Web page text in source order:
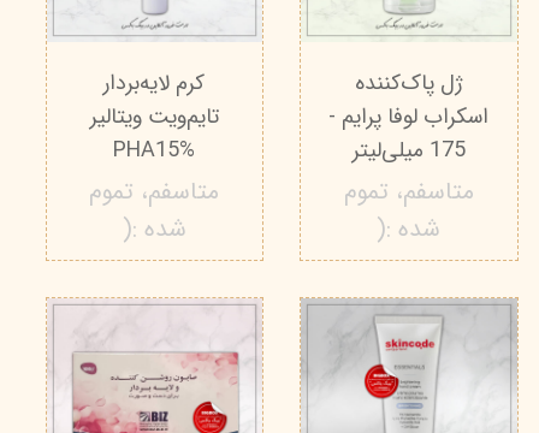
ژل پاک‌کننده
اسکراب لوفا پرایم -
175 میلی‌لیتر
متاسفم، تموم
شده :(
کرم لایه‌بردار
تایم‌ویت ویتالیر
PHA15%
متاسفم، تموم
شده :(